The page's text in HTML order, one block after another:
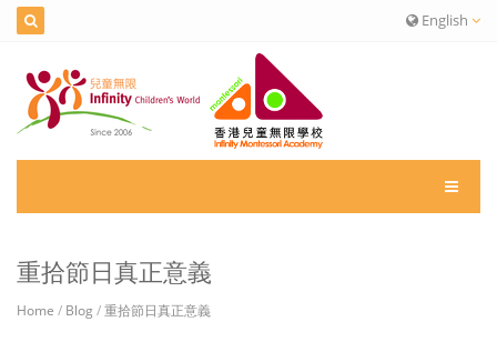
English
重拾節日真正意義
Home / Blog /重拾節日真正意義